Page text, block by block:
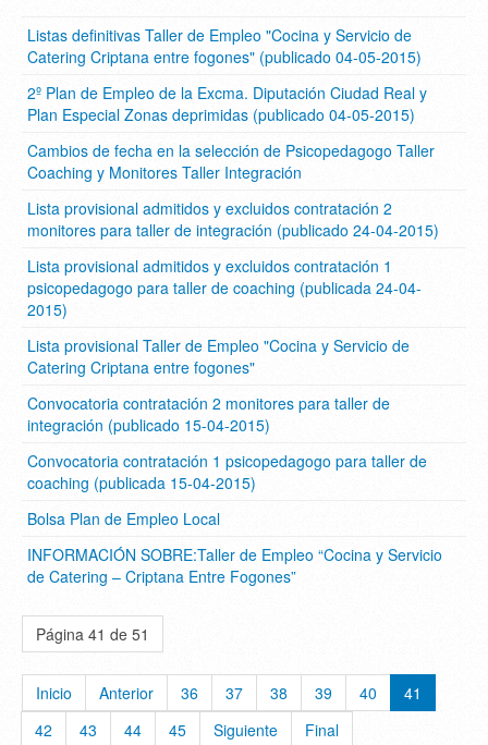
Listas definitivas Taller de Empleo "Cocina y Servicio de
Catering Criptana entre fogones" (publicado 04-05-2015)
2º Plan de Empleo de la Excma. Diputación Ciudad Real y
Plan Especial Zonas deprimidas (publicado 04-05-2015)
Cambios de fecha en la selección de Psicopedagogo Taller
Coaching y Monitores Taller Integración
Lista provisional admitidos y excluidos contratación 2
monitores para taller de integración (publicado 24-04-2015)
Lista provisional admitidos y excluidos contratación 1
psicopedagogo para taller de coaching (publicada 24-04-
2015)
Lista provisional Taller de Empleo "Cocina y Servicio de
Catering Criptana entre fogones"
Convocatoria contratación 2 monitores para taller de
integración (publicado 15-04-2015)
Convocatoria contratación 1 psicopedagogo para taller de
coaching (publicada 15-04-2015)
Bolsa Plan de Empleo Local
INFORMACIÓN SOBRE:Taller de Empleo “Cocina y Servicio
de Catering – Criptana Entre Fogones”
Página 41 de 51
Inicio Anterior 36 37 38 39 40
41
42
43 44 45 Siguiente Final